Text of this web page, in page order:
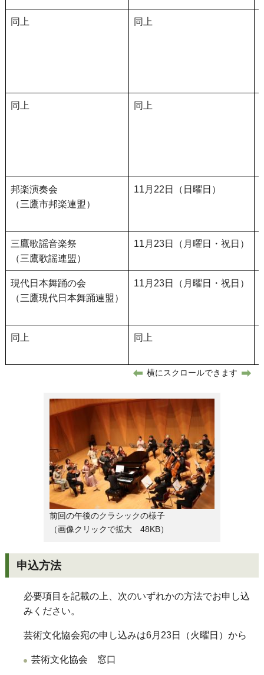
同上 同上
同上 同上
邦楽演奏会
（三鷹市邦楽連盟）
11月22日（日曜日）
三鷹歌謡音楽祭
（三鷹歌謡連盟）
11月23日（月曜日・祝日）
現代日本舞踊の会
（三鷹現代日本舞踊連盟）
11月23日（月曜日・祝日）
同上 同上
横にスクロールできます
前回の午後のクラシックの様子
（画像クリックで拡大 48KB）
申込方法
必要項目を記載の上、次のいずれかの方法でお申し込
みください。
芸術文化協会宛の申し込みは6月23日（火曜日）から
芸術文化協会 窓口